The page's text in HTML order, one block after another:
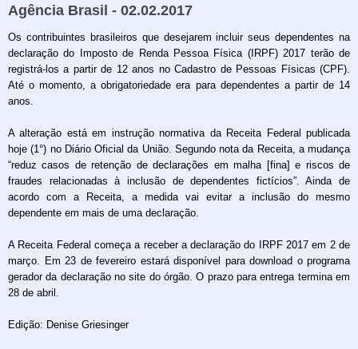
Agência Brasil - 02.02.2017
Os contribuintes brasileiros que desejarem incluir seus dependentes na
declaração do Imposto de Renda Pessoa Física (IRPF) 2017 terão de
registrá-los a partir de 12 anos no Cadastro de Pessoas Físicas (CPF).
Até o momento, a obrigatoriedade era para dependentes a partir de 14
anos.
A alteração está em instrução normativa da Receita Federal publicada
hoje (1°) no Diário Oficial da União. Segundo nota da Receita, a mudança
“reduz casos de retenção de declarações em malha [fina] e riscos de
fraudes relacionadas à inclusão de dependentes fictícios”. Ainda de
acordo com a Receita, a medida vai evitar a inclusão do mesmo
dependente em mais de uma declaração.
A Receita Federal começa a receber a declaração do IRPF 2017 em 2 de
março. Em 23 de fevereiro estará disponível para download o programa
gerador da declaração no site do órgão. O prazo para entrega termina em
28 de abril.
Edição: Denise Griesinger